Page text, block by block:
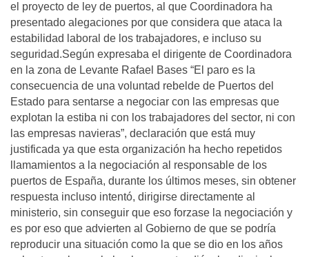
el proyecto de ley de puertos, al que Coordinadora ha
presentado alegaciones por que considera que ataca la
estabilidad laboral de los trabajadores, e incluso su
seguridad.Según expresaba el dirigente de Coordinadora
en la zona de Levante Rafael Bases “El paro es la
consecuencia de una voluntad rebelde de Puertos del
Estado para sentarse a negociar con las empresas que
explotan la estiba ni con los trabajadores del sector, ni con
las empresas navieras”, declaración que está muy
justificada ya que esta organización ha hecho repetidos
llamamientos a la negociación al responsable de los
puertos de España, durante los últimos meses, sin obtener
respuesta incluso intentó, dirigirse directamente al
ministerio, sin conseguir que eso forzase la negociación y
es por eso que advierten al Gobierno de que se podría
reproducir una situación como la que se dio en los años